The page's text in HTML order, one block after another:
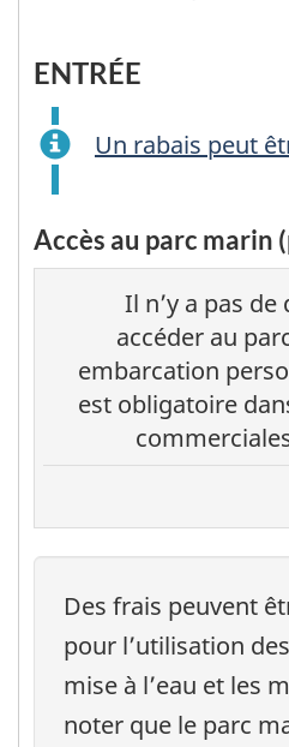
ENTRÉE
Un rabais peut
Accès au parc marin
Il n’y a pas
accéder au
embarcation
est obligatoire
Des frais peuvent
pour l’utilisation
mise à l’eau et les
noter que le parc